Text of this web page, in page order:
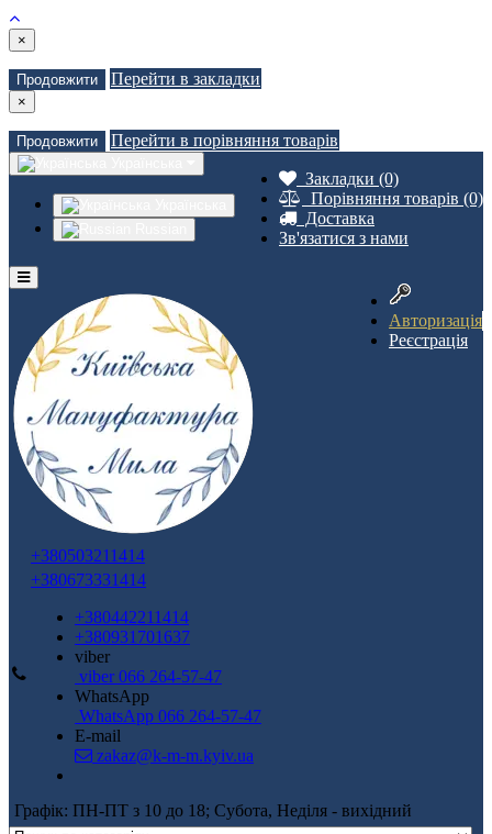
×
Продовжити Перейти в закладки
×
Продовжити Перейти в порівняння товарів
Закладки (0)
Порівняння товарів (0)
Доставка
Зв'язатися з нами
Авторизація
Реєстрація
+380503211414
+380673331414
+380442211414
+380931701637
viber
viber 066 264-57-47
WhatsApp
WhatsApp 066 264-57-47
E-mail
zakaz@k-m-m.kyiv.ua
Графік: ПН-ПТ з 10 до 18; Субота, Неділя - вихідний